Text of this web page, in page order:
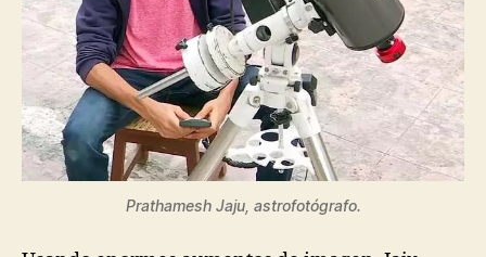
Prathamesh Jaju, astrofotógrafo.